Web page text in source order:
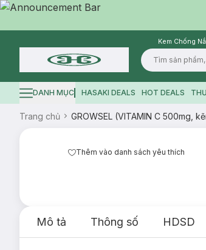
Kem Chống
Logo
Hamburger icon
DANH MỤC HASAKI DEALS HOT DEALS
Trang chủ GROWSEL (VITAMIN C 500mg,
Thêm vào danh sách yêu thích
Mô tả Thông số HDSD